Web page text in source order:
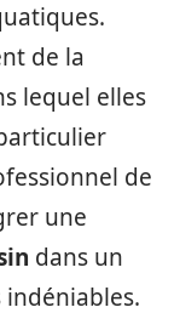
de la
lequel elles
de
une
dans un
indéniables.